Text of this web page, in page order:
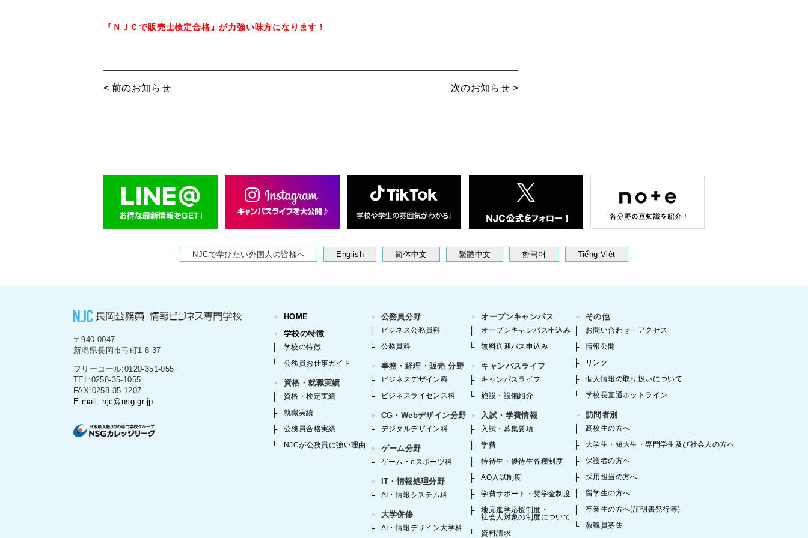
『ＮＪＣで販売士検定合格』が力強い味方になります！
< 前のお知らせ 次のお知らせ >
NJCで学びたい外国人の皆様へ English 简体中文 繁體中文 한국어 Tiếng Việt
〒940-0047
新潟県長岡市弓町1-8-37
フリーコール:0120-351-055
TEL:0258-35-1055
FAX:0258-35-1207
E-mail: njc@nsg.gr.jp
HOME
学校の特徴
学校の特徴
公務員お仕事ガイド
資格・就職実績
資格・検定実績
就職実績
公務員合格実績
NJCが公務員に強い理由
公務員分野
ビジネス公務員科
公務員科
事務・経理・販売 分野
ビジネスデザイン科
ビジネスライセンス科
CG・Webデザイン分野
デジタルデザイン科
ゲーム分野
ゲーム・eスポーツ科
IT・情報処理分野
AI・情報システム科
大学併修
AI・情報デザイン大学科
オープンキャンパス
オープンキャンパス申込み
無料送迎バス申込み
キャンパスライフ
キャンパスライフ
施設・設備紹介
入試・学費情報
入試・募集要項
学費
特待生・優待生各種制度
AO入試制度
学費サポート・奨学金制度
地元進学応援制度・
社会人対象の制度について
資料請求
その他
お問い合わせ・アクセス
情報公開
リンク
個人情報の取り扱いについて
学校長直通ホットライン
訪問者別
高校生の方へ
大学生・短大生・専門学生及び社会人の方へ
保護者の方へ
採用担当の方へ
留学生の方へ
卒業生の方へ(証明書発行等)
教職員募集